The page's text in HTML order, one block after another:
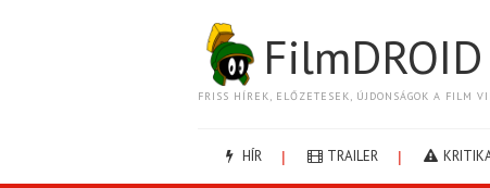
FilmDROID
FRISS HÍREK, ELŐZETESEK, ÚJDONSÁGOK A FILM
HÍR TRAILER